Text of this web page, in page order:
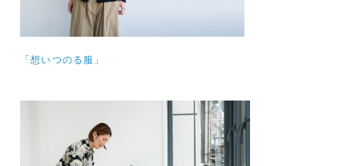
「想いつのる服」